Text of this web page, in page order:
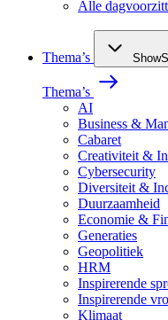
Alle
Thema’s
Thema’s
AI
Business &
Cabaret
Creativiteit &
Cybersecurity
Diversiteit &
Duurzaamheid
Economie &
Generaties
Geopolitiek
HRM
Inspirerende
Inspirerende
Klimaat